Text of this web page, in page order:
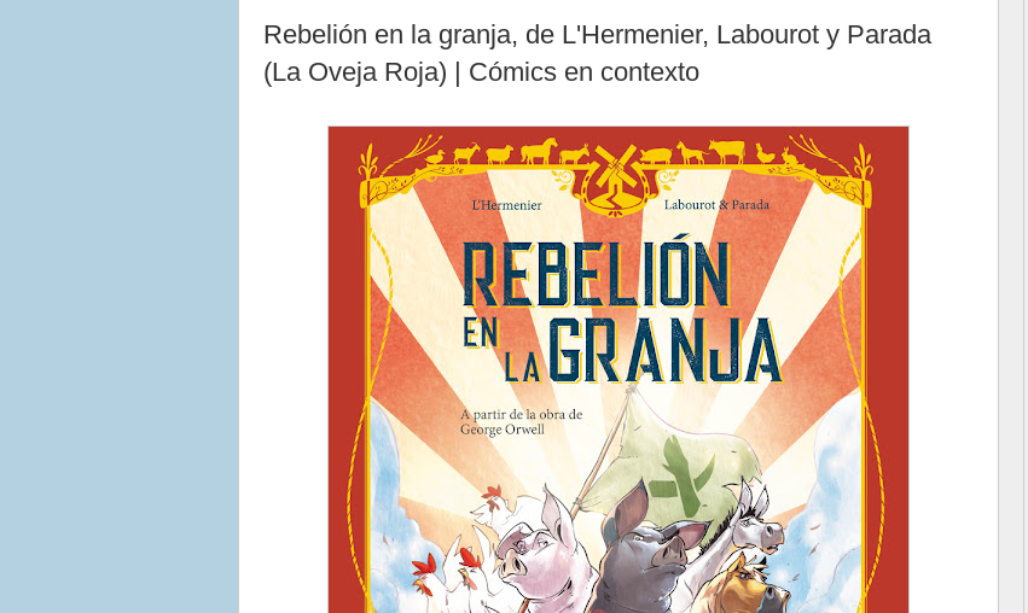
Rebelión en la granja, de L'Hermenier, Labourot y Parada
(La Oveja Roja) | Cómics en contexto